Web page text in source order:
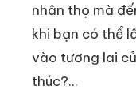
nhân thọ mà
khi bạn có thể
vào tương lai
thúc?...